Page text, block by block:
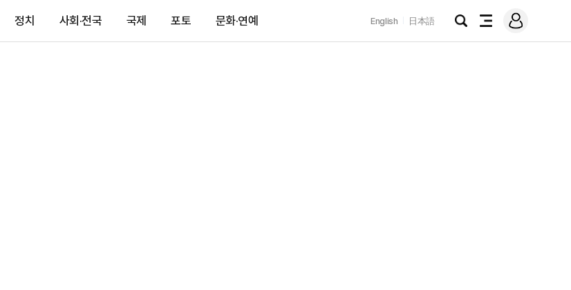
정치 사회·전국 국제 포토 문화·연예 English 日本語
검
전
메
그